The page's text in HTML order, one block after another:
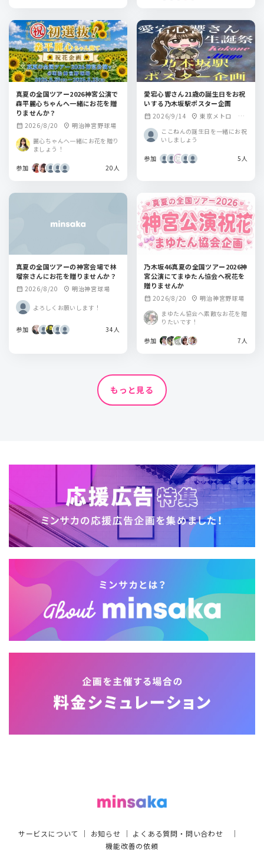
真夏の全国ツアー2026神宮公演で
森平麗心ちゃんへ一緒にお花を贈
りませんか？
calendar_month 2026/8/20 location_on 明治神宮野球場
麗心ちゃんへ一緒にお花を贈り
ましょう！
参加 20人
愛宕心響さん21歳の誕生日をお祝
いする乃木坂駅ポスター企画
calendar_month 2026/9/14 location_on 東京メトロ 乃
ここねんの誕生日を一緒にお祝
いしましょう
参加 5人
真夏の全国ツアーの神宮会場で林
瑠奈さんにお花を贈りませんか？
calendar_month 2026/8/20 location_on 明治神宮球場
よろしくお願いします！
参加 34人
乃木坂46真夏の全国ツアー2026神
宮公演にてまゆたん協会へ祝花を
贈りませんか
calendar_month 2026/8/20 location_on 明治神宮野球場
まゆたん協会へ素敵なお花を贈
りたいです！
参加 7人
もっと見る
サービスについて お知らせ よくある質問・問い合わせ
機能改善の依頼